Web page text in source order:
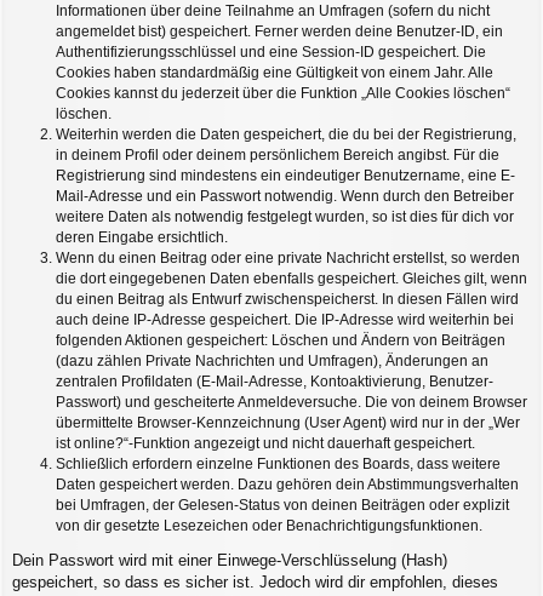
Informationen über deine Teilnahme an Umfragen (sofern du nicht
angemeldet bist) gespeichert. Ferner werden deine Benutzer-ID, ein
Authentifizierungsschlüssel und eine Session-ID gespeichert. Die
Cookies haben standardmäßig eine Gültigkeit von einem Jahr. Alle
Cookies kannst du jederzeit über die Funktion „Alle Cookies löschen“
löschen.
Weiterhin werden die Daten gespeichert, die du bei der Registrierung,
in deinem Profil oder deinem persönlichem Bereich angibst. Für die
Registrierung sind mindestens ein eindeutiger Benutzername, eine E-
Mail-Adresse und ein Passwort notwendig. Wenn durch den Betreiber
weitere Daten als notwendig festgelegt wurden, so ist dies für dich vor
deren Eingabe ersichtlich.
Wenn du einen Beitrag oder eine private Nachricht erstellst, so werden
die dort eingegebenen Daten ebenfalls gespeichert. Gleiches gilt, wenn
du einen Beitrag als Entwurf zwischenspeicherst. In diesen Fällen wird
auch deine IP-Adresse gespeichert. Die IP-Adresse wird weiterhin bei
folgenden Aktionen gespeichert: Löschen und Ändern von Beiträgen
(dazu zählen Private Nachrichten und Umfragen), Änderungen an
zentralen Profildaten (E-Mail-Adresse, Kontoaktivierung, Benutzer-
Passwort) und gescheiterte Anmeldeversuche. Die von deinem Browser
übermittelte Browser-Kennzeichnung (User Agent) wird nur in der „Wer
ist online?“-Funktion angezeigt und nicht dauerhaft gespeichert.
Schließlich erfordern einzelne Funktionen des Boards, dass weitere
Daten gespeichert werden. Dazu gehören dein Abstimmungsverhalten
bei Umfragen, der Gelesen-Status von deinen Beiträgen oder explizit
von dir gesetzte Lesezeichen oder Benachrichtigungsfunktionen.
Dein Passwort wird mit einer Einwege-Verschlüsselung (Hash)
gespeichert, so dass es sicher ist. Jedoch wird dir empfohlen, dieses